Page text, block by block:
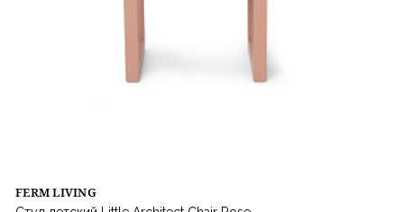
FERM LIVING